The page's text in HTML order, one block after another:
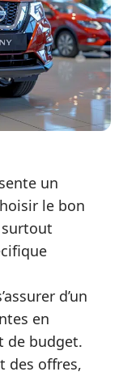
un
le bon
d’un
en
de budget.
des offres,